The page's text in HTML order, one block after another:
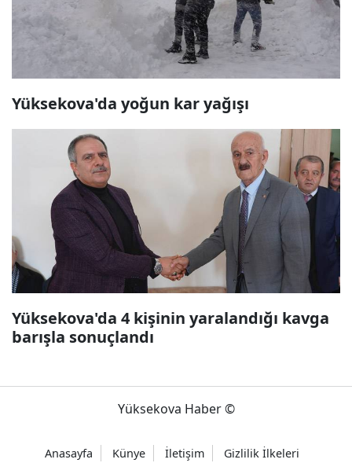
Yüksekova'da yoğun kar yağışı
Yüksekova'da 4 kişinin yaralandığı kavga
barışla sonuçlandı
Yüksekova Haber ©
Anasayfa Künye İletişim Gizlilik İlkeleri